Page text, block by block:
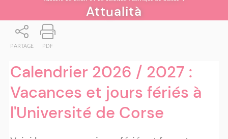
Attualità
PARTAGE PDF
Calendrier 2026 / 2027 :
Vacances et jours fériés à
l'Université de Corse